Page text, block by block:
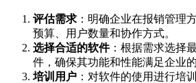
评估需求 ：明确企业在报销管理
预算、用户数量和协作方式。
选择合适的软件：根据需求选择
件，确保其功能和性能满足企业的
培训用户 ：对软件的使用进行培